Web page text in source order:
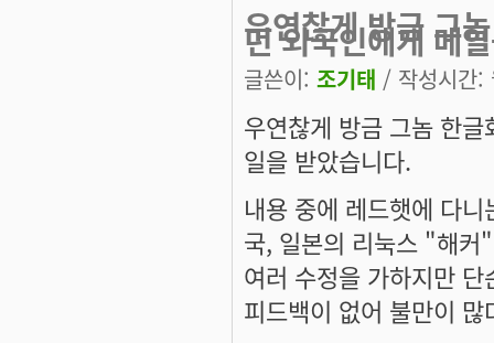
우연찮게 방금 그
던 외국인에게 메
글쓴이: 조기태 / 작성시간
우연찮게 방금 그놈 한
일을 받았습니다.
내용 중에 레드햇에 다
국, 일본의 리눅스 "해커
여러 수정을 가하지만
피드백이 없어 불만이 많